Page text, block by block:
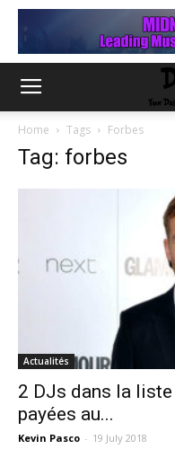
Home Tags Forbes
Tag: forbes
Actualités
2 DJs dans la
payées au...
Kevin Pasco - 19 July 2018